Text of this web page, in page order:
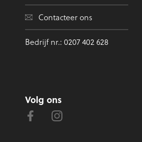
Contacteer ons
Bedrijf nr.: 0207 402 628
Volg ons